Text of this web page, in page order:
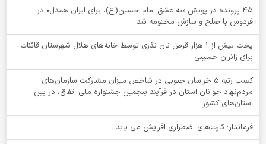
۴۵ پرونده در پویش «به عشق امام حسین(ع)، برای ایران همدل» در
فردوس با صلح و سازش مختومه شد
پخت بیش از 1 هزار قرص نان نذری توسط خانه‌های هلال شهرستان قائنات
برای زائران حسینی
کسب رتبه ۵ خراسان جنوبی در شاخص میزان مشارکت سازمان‌های
مردم‌نهاد جوانان استان در فرآیند پنجمین جشنواره ملی اتفاق، در بین
استان‌های کشور
فرماندار: کارت‌های اضطراری افزایش می یابد